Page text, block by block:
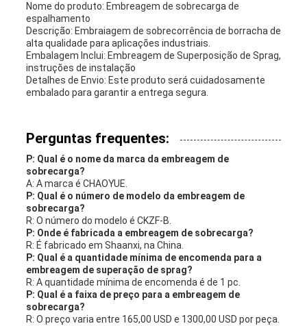
Nome do produto: Embreagem de sobrecarga de
espalhamento
Descrição: Embraiagem de sobrecorrência de borracha de
alta qualidade para aplicações industriais.
Embalagem Inclui: Embreagem de Superposição de Sprag,
instruções de instalação
Detalhes de Envio: Este produto será cuidadosamente
embalado para garantir a entrega segura.
Perguntas frequentes:
P: Qual é o nome da marca da embreagem de
sobrecarga?
A: A marca é CHAOYUE.
P: Qual é o número de modelo da embreagem de
sobrecarga?
R: O número do modelo é CKZF-B.
P: Onde é fabricada a embreagem de sobrecarga?
R: É fabricado em Shaanxi, na China.
P: Qual é a quantidade mínima de encomenda para a
embreagem de superação de sprag?
R: A quantidade mínima de encomenda é de 1 pc.
P: Qual é a faixa de preço para a embreagem de
sobrecarga?
R: O preço varia entre 165,00 USD e 1300,00 USD por peça.